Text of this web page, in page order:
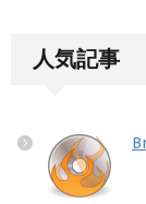
人気記事